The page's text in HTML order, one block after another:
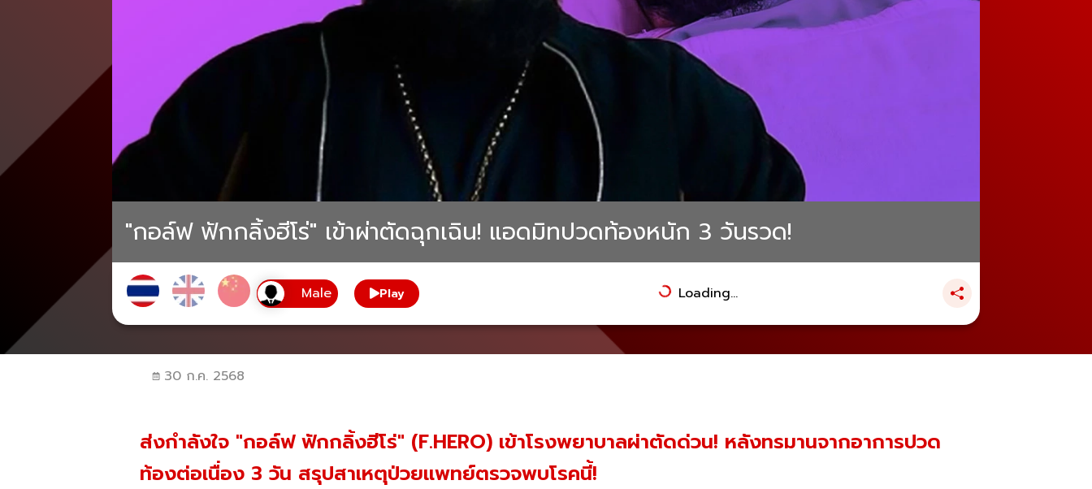
"กอล์ฟ ฟักกลิ้งฮีโร่" เข้าผ่าตัดฉุกเฉิน! แอดมิทปวดท้องหนัก 3 วันรวด!
Play Loading...
30 ก.ค. 2568
ส่งกำลังใจ "กอล์ฟ ฟักกลิ้งฮีโร่" (F.HERO) เข้าโรงพยาบาลผ่าตัดด่วน! หลังทรมานจากอาการปวด
ท้องต่อเนื่อง 3 วัน สรุปสาเหตุป่วยแพทย์ตรวจพบโรคนี้!